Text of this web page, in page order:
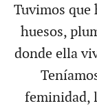
Tuvimos que
huesos,
donde ella
feminidad,